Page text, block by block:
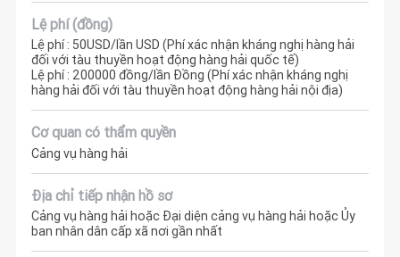
Lệ phí (đồng)
Lệ phí : 50USD/lần USD (Phí xác nhận kháng nghị hàng hải
đối với tàu thuyền hoạt động hàng hải quốc tế)
Lệ phí : 200000 đồng/lần Đồng (Phí xác nhận kháng nghị
hàng hải đối với tàu thuyền hoạt động hàng hải nội địa)
Cơ quan có thẩm quyền
Cảng vụ hàng hải
Địa chỉ tiếp nhận hồ sơ
Cảng vụ hàng hải hoặc Đại diện cảng vụ hàng hải hoặc Ủy
ban nhân dân cấp xã nơi gần nhất